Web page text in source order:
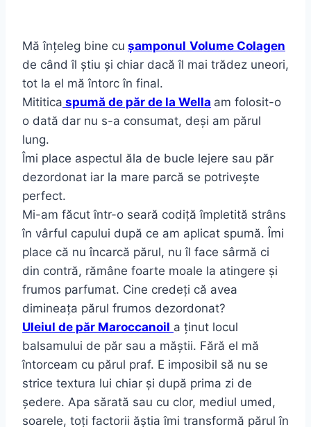
Mă înțeleg bine cu șamponul Volume Colagen
de când îl știu și chiar dacă îl mai trădez uneori,
tot la el mă întorc în final.
Mititica spumă de păr de la Wella am folosit-o
o dată dar nu s-a consumat, deși am părul
lung.
Îmi place aspectul ăla de bucle lejere sau păr
dezordonat iar la mare parcă se potrivește
perfect.
Mi-am făcut într-o seară codiță împletită strâns
în vârful capului după ce am aplicat spumă. Îmi
place că nu încarcă părul, nu îl face sârmă ci
din contră, rămâne foarte moale la atingere și
frumos parfumat. Cine credeți că avea
dimineața părul frumos dezordonat?
Uleiul de păr Maroccanoil a ținut locul
balsamului de păr sau a măștii. Fără el mă
întorceam cu părul praf. E imposibil să nu se
strice textura lui chiar și după prima zi de
ședere. Apa sărată sau cu clor, mediul umed,
soarele, toți factorii ăștia îmi transformă părul în